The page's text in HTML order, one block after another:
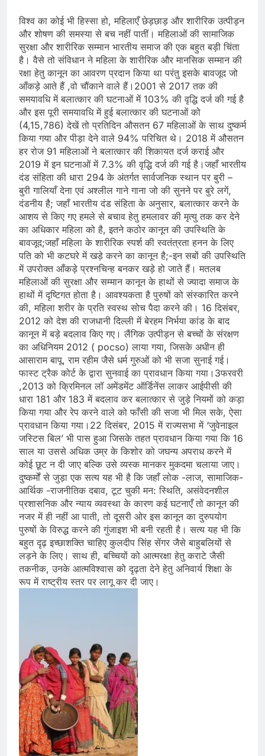
विश्व का कोई भी हिस्सा हो, महिलाएँ छेड़छाड़ और शारीरिक उत्पीड़न
और शोषण की समस्या से बच नहीं पातीं। महिलाओं की सामाजिक
सुरक्षा और शारीरिक सम्मान भारतीय समाज की एक बहुत बड़ी चिंता
है। वैसे तो संविधान ने महिला के शारीरिक और मानसिक सम्मान की
रक्षा हेतु कानून का आवरण प्रदान किया था परंतु इसके बावजूद जो
आँकड़े आते हैं ,वो चौंकाने वाले हैं।2001 से 2017 तक की
समयावधि में बलात्कार की घटनाओं में 103% की वृद्धि दर्ज की गई है
और इस पूरी समयावधि में हुई बलात्कार की घटनाओं को
(4,15,786) देखें तो प्रतिदिन औसतन 67 महिलाओं के साथ दुष्कर्म
किया गया और पीड़ा देने वाले 94% परिचित थे। 2018 में औसतन
हर रोज 91 महिलाओं ने बलात्कार की शिकायत दर्ज कराई और
2019 में इन घटनाओं में 7.3% की वृद्धि दर्ज की गई है।जहाँ भारतीय
दंड संहिता की धारा 294 के अंतर्गत सार्वजनिक स्थान पर बुरी –
बुरी गालियाँ देना एवं अश्लील गाने गाना जो की सुनने पर बुरे लगें,
दंडनीय है; जहाँ भारतीय दंड संहिता के अनुसार, बलात्कार करने के
आशय से किए गए हमले से बचाव हेतु हमलावर की मृत्यु तक कर देने
का अधिकार महिला को है, इतने कठोर कानून की उपस्थिति के
बावजूद;जहाँ महिला के शारीरिक स्पर्श की स्वतंत्रता हनन के लिए
पति को भी कटघरे में खड़े करने का कानून है;-इन सबों की उपस्थिति
में उपरोक्त आँकड़े प्रश्नचिन्ह बनकर खड़े हो जाते हैं। मतलब
महिलाओं की सुरक्षा और सम्मान कानून के हाथों से ज्यादा समाज के
हाथों में दृष्टिगत होता है। आवश्यकता है पुरुषों को संस्कारित करने
की, महिला शरीर के प्रति स्वस्थ सोच पैदा करने की। 16 दिसंबर,
2012 को देश की राजधानी दिल्ली में बेरहम निर्भया कांड के बाद
कानून में बड़े बदलाव किए गए। लैंगिक उत्पीड़न से बच्चों के संरक्षण
का अधिनियम 2012 ( pocso) लाया गया, जिसके अधीन ही
आसाराम बापू, राम रहीम जैसे धर्म गुरुओं को भी सजा सुनाई गई।
फास्ट ट्रैक कोर्ट के द्वारा सुनवाई का प्रावधान किया गया।3फरवरी
,2013 को क्रिमिनल लॉ अमेंडमेंट ऑर्डिनेंस लाकर आईपीसी की
धारा 181 और 183 में बदलाव कर बलात्कार से जुड़े नियमों को कड़ा
किया गया और रेप करने वाले को फाँसी की सजा भी मिल सके, ऐसा
प्रावधान किया गया।22 दिसंबर, 2015 में राज्यसभा में ‘जुवेनाइल
जस्टिस बिल’ भी पास हुआ जिसके तहत प्रावधान किया गया कि 16
साल या उससे अधिक उम्र के किशोर को जघन्य अपराध करने में
कोई छूट न दी जाए बल्कि उसे व्यस्क मानकर मुकदमा चलाया जाए।
दुष्कर्मों से जुड़ा एक सत्य यह भी है कि जहाँ लोक -लाज, सामाजिक-
आर्थिक -राजनीतिक दबाव, टूट चुकी मन: स्थिति, असंवेदनशील
प्रशासनिक और न्याय व्यवस्था के कारण कई घटनाएँ तो कानून की
नजर में ही नहीं आ पाती, तो दूसरी ओर इस कानून का दुरुपयोग
पुरुषों के विरुद्ध करने की गुंजाइश भी बनी रहती है। सत्य यह भी कि
बहुत दृढ़ इच्छाशक्ति चाहिए कुलदीप सिंह सेंगर जैसे बाहुबलियों से
लड़ने के लिए। साथ ही, बच्चियों को आत्मरक्षा हेतु कराटे जैसी
तकनीक, उनके आत्मविश्वास को दृढ़ता देने हेतु अनिवार्य शिक्षा के
रूप में राष्ट्रीय स्तर पर लागू कर दी जाए।